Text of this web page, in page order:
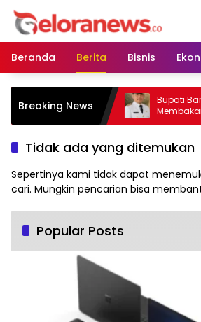
Langsung
konten
Beranda
Berita Bisnis
Breaking News
Barsel Gelar
Royong di
Bupati
Membakar
Barito
Tidak ada yang ditemukan
Sepertinya kami tidak dapat
cari. Mungkin pencarian bisa
Popular Posts